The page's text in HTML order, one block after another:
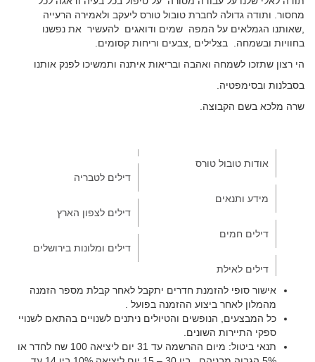
מחסור. ותודה גדולה לחברת טובול טורס ליעקב ולאמירה הרעייה
,שאותנו הגמלאים על המפה שמים ודואגים להעשיר את נפשנו
בחוויות ובשמחה. בצלילים ,צבעים וריחות קסומים.
הי רצון שתזכו לשמחה ואהבה ובריאות איתנה ותמשיכו לפנק אותנו
בסבלנות ובסימפטיה.
שרה מלכא בשם הקבוצה.
אודות טובול טורס
מידע ותנאים
דילים חמים
דילים לאילת
דילים לטבריה
דילים לצפון הארץ
דילים ומלונות בירושלים
אישור סופי להזמנת חדרים יתקבל לאחר קבלת מספר הזמנה
מהמלון לאחר ביצוע ההזמנה בפועל .
כל המבצעים, הנופשים והטיולים ניתנים לשנויים בהתאם לשנויי
ספקי התיירות השונים.
תנאי ביטול: מיום ההרשמה עד 31 יום ליציאה 100 שח לחדר או